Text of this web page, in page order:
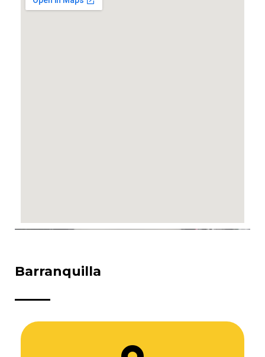
Barranquilla